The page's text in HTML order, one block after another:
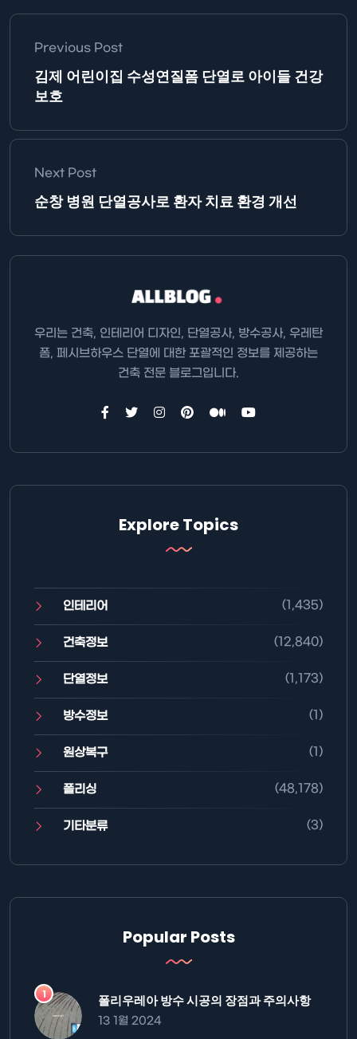
Previous Post
김제 어린이집 수성연질폼 단열로 아이들 건강
보호
Next Post
순창 병원 단열공사로 환자 치료 환경 개선
우리는 건축, 인테리어 디자인, 단열공사, 방수공사, 우레탄
폼, 페시브하우스 단열에 대한 포괄적인 정보를 제공하는
건축 전문 블로그입니다.
Explore Topics
인테리어 (1,435)
건축정보 (12,840)
단열정보 (1,173)
방수정보 (1)
원상복구 (1)
폴리싱 (48,178)
기타분류 (3)
Popular Posts
폴리우레아 방수 시공의 장점과 주의사항
13 1월 2024